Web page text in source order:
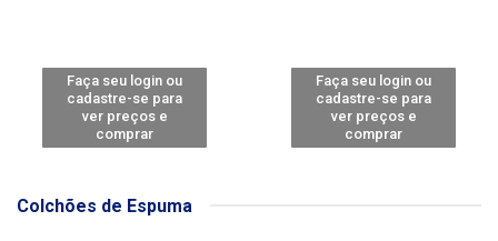
Faça seu login ou
cadastre-se para
ver preços e
comprar
Faça seu login ou
cadastre-se para
ver preços e
comprar
Colchões de Espuma